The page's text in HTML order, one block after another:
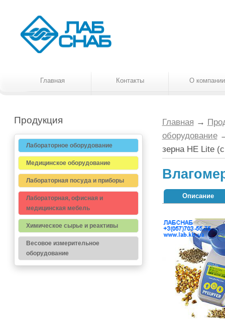
Главная Контакты О компании
Главная →
оборудование
зерна HE Lite
Описание
Продукция
Лабораторное оборудование
Медицинское оборудование
Лабораторная посуда и приборы
Лабораторная, офисная и
медицинская мебель
Химическое сырье и реактивы
Весовое измерительное
оборудование